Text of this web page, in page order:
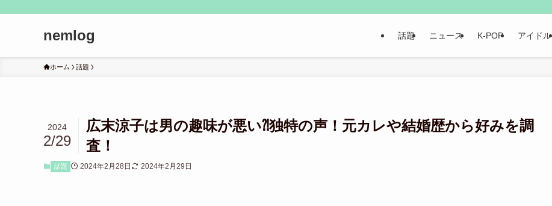
nemlog 話題 ニュース K-POP アイドル
ホーム 話題
広末涼子は男の趣味が悪い⁈独特の声！元カレや結婚歴から好みを調
査！
2024
2/29
話題 2024年2月28日 2024年2月29日